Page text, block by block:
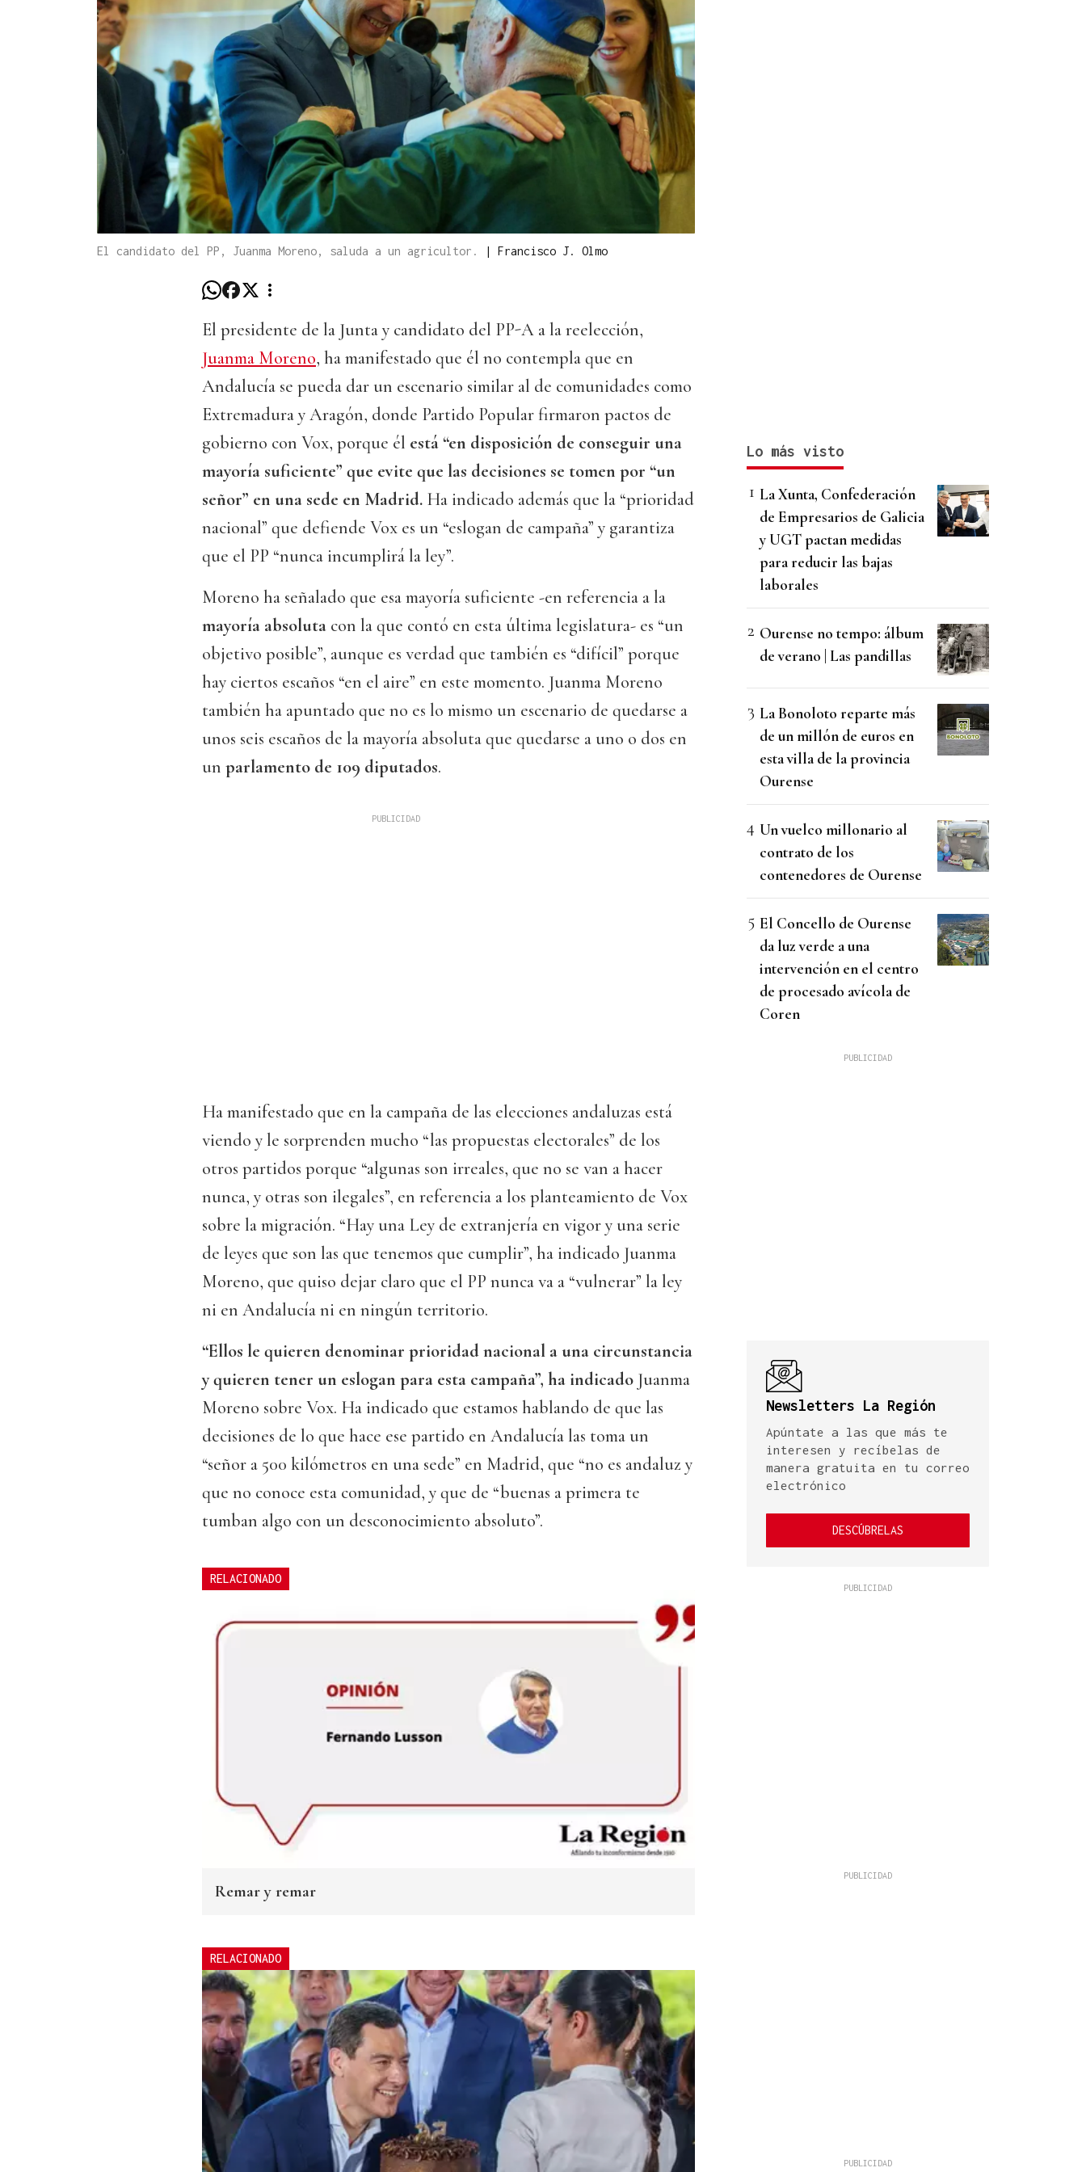
El candidato del PP, Juanma Moreno, saluda a un agricultor. | Francisco J. Olmo
El presidente de la Junta y candidato del PP-A a la reelección,
Juanma Moreno, ha manifestado que él no contempla que en
Andalucía se pueda dar un escenario similar al de comunidades como
Extremadura y Aragón, donde Partido Popular firmaron pactos de
gobierno con Vox, porque él está “en disposición de conseguir una
mayoría suficiente” que evite que las decisiones se tomen por “un
señor” en una sede en Madrid. Ha indicado además que la “prioridad
nacional” que defiende Vox es un “eslogan de campaña” y garantiza
que el PP “nunca incumplirá la ley”.
Moreno ha señalado que esa mayoría suficiente -en referencia a la
mayoría absoluta con la que contó en esta última legislatura- es “un
objetivo posible”, aunque es verdad que también es “difícil” porque
hay ciertos escaños “en el aire” en este momento. Juanma Moreno
también ha apuntado que no es lo mismo un escenario de quedarse a
unos seis escaños de la mayoría absoluta que quedarse a uno o dos en
un parlamento de 109 diputados.
Ha manifestado que en la campaña de las elecciones andaluzas está
viendo y le sorprenden mucho “las propuestas electorales” de los
otros partidos porque “algunas son irreales, que no se van a hacer
nunca, y otras son ilegales”, en referencia a los planteamiento de Vox
sobre la migración. “Hay una Ley de extranjería en vigor y una serie
de leyes que son las que tenemos que cumplir”, ha indicado Juanma
Moreno, que quiso dejar claro que el PP nunca va a “vulnerar” la ley
ni en Andalucía ni en ningún territorio.
“Ellos le quieren denominar prioridad nacional a una circunstancia
y quieren tener un eslogan para esta campaña”, ha indicado Juanma
Moreno sobre Vox. Ha indicado que estamos hablando de que las
decisiones de lo que hace ese partido en Andalucía las toma un
“señor a 500 kilómetros en una sede” en Madrid, que “no es andaluz y
que no conoce esta comunidad, y que de “buenas a primera te
tumban algo con un desconocimiento absoluto”.
RELACIONADO
Remar y remar
RELACIONADO
Lo más visto
La Xunta, Confederación
de Empresarios de Galicia
y UGT pactan medidas
para reducir las bajas
laborales
Ourense no tempo: álbum
de verano | Las pandillas
La Bonoloto reparte más
de un millón de euros en
esta villa de la provincia
Ourense
Un vuelco millonario al
contrato de los
contenedores de Ourense
El Concello de Ourense
da luz verde a una
intervención en el centro
de procesado avícola de
Coren
Newsletters La Región
Apúntate a las que más te
interesen y recíbelas de
manera gratuita en tu correo
electrónico
DESCÚBRELAS